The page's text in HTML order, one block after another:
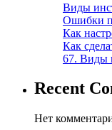
Виды
Ошибки
Как
Как
67. Виды
Recent
Нет